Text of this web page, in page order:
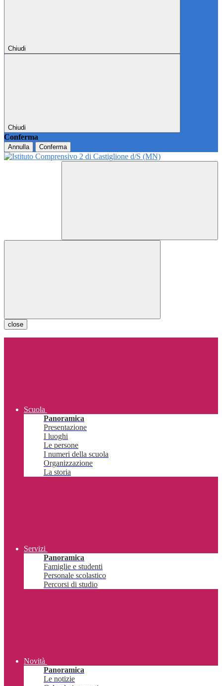
Chiudi
Chiudi
Conferma
Annulla Conferma
close
Scuola
Panoramica
Presentazione
I luoghi
Le persone
I numeri della scuola
Organizzazione
La storia
Servizi
Panoramica
Famiglie e studenti
Personale scolastico
Percorsi di studio
Novità
Panoramica
Le notizie